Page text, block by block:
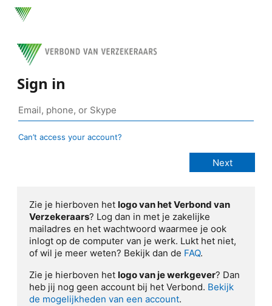
Sign in
Can’t access your account?
Zie je hierboven het logo van het Verbond van
Verzekeraars? Log dan in met je zakelijke
mailadres en het wachtwoord waarmee je ook
inlogt op de computer van je werk. Lukt het niet,
of wil je meer weten? Bekijk dan de FAQ.
Zie je hierboven het logo van je werkgever? Dan
heb jij nog geen account bij het Verbond. Bekijk
de mogelijkheden van een account.